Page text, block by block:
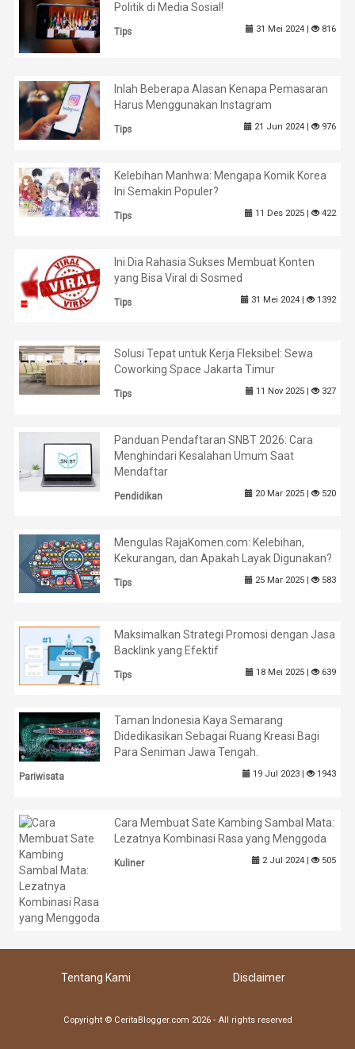
Politik di Media Sosial!
Tips 31 Mei 2024 | 816
Inlah Beberapa Alasan Kenapa Pemasaran
Harus Menggunakan Instagram
Tips 21 Jun 2024 | 976
Kelebihan Manhwa: Mengapa Komik Korea
Ini Semakin Populer?
Tips 11 Des 2025 | 422
Ini Dia Rahasia Sukses Membuat Konten
yang Bisa Viral di Sosmed
Tips 31 Mei 2024 | 1392
Solusi Tepat untuk Kerja Fleksibel: Sewa
Coworking Space Jakarta Timur
Tips 11 Nov 2025 | 327
Panduan Pendaftaran SNBT 2026: Cara
Menghindari Kesalahan Umum Saat
Mendaftar
Pendidikan 20 Mar 2025 | 520
Mengulas RajaKomen.com: Kelebihan,
Kekurangan, dan Apakah Layak Digunakan?
Tips 25 Mar 2025 | 583
Maksimalkan Strategi Promosi dengan Jasa
Backlink yang Efektif
Tips 18 Mei 2025 | 639
Taman Indonesia Kaya Semarang
Didedikasikan Sebagai Ruang Kreasi Bagi
Para Seniman Jawa Tengah.
Pariwisata 19 Jul 2023 | 1943
Cara Membuat Sate Kambing Sambal Mata:
Lezatnya Kombinasi Rasa yang Menggoda
Kuliner 2 Jul 2024 | 505
Tentang Kami Disclaimer
Copyright © CeritaBlogger.com 2026 - All rights reserved